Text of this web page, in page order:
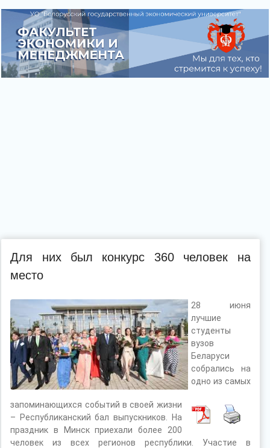
Для них был конкурс 360 человек на
место
28 июня
лучшие
студенты
вузов
Беларуси
собрались на
одно из самых
запоминающихся событий в своей жизни
– Республиканский бал выпускников. На
праздник в Минск приехали более 200
человек из всех регионов республики. Участие в